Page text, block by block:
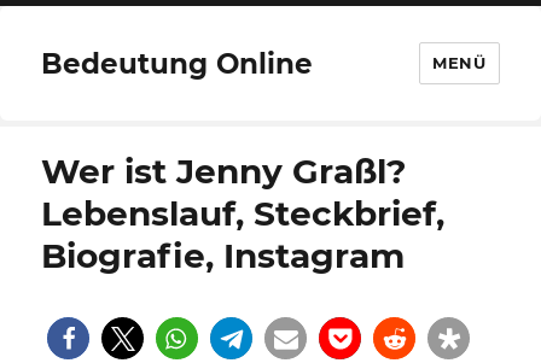
Bedeutung Online MENÜ
Wer ist Jenny Graßl?
Lebenslauf, Steckbrief,
Biografie, Instagram